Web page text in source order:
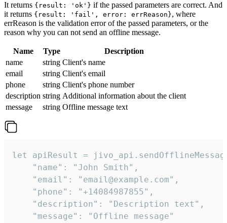
It returns {result: 'ok'} if the passed parameters are correct. And
it returns {result: 'fail', error: errReason}, where
errReason is the validation error of the passed parameters, or the
reason why you can not send an offline message.
Name Type
Description
name
string Client's name
email
string Client's email
phone
string Client's phone number
description string Additional information about the client
message
string Offline message text
let apiResult =
    "name": "John Smith",
    "email": "email@example.com",
    "phone": "+14084987855",
    "description": "Description text",
    "message": "Offline message"